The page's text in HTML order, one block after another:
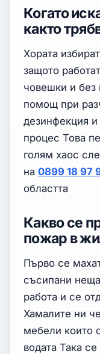
Когато
както
Хората
защото
човешки и без
помощ при
дезинфекция
процес Това
голям хаос
на 0899 18 97
областта
Какво се
пожар в
Първо се
съсипани
работа и се
Хамалите ни
мебели които
водата Така